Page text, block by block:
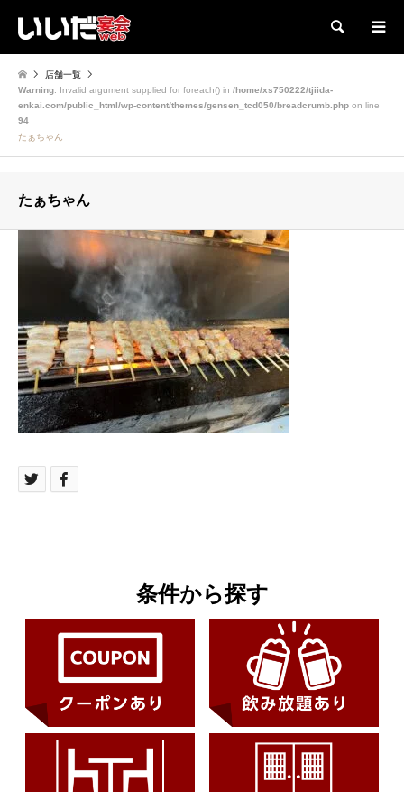
検索
店舗一覧
Warning: Invalid argument supplied for foreach() in /home/xs750222/tjiida-
enkai.com/public_html/wp-content/themes/gensen_tcd050/breadcrumb.php on line
94
たぁちゃん
たぁちゃん
条件から探す